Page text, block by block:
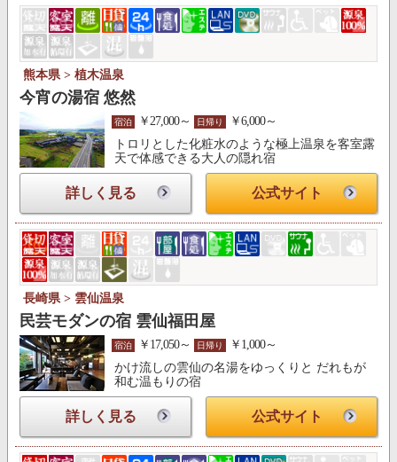
熊本県 > 植木温泉
今宵の湯宿 悠然
宿泊 ￥27,000～ 日帰り
￥6,000～
トロリとした化粧水のような極上温泉を客室露
天で体感できる大人の隠れ宿
詳しく見る 公式サイト
長崎県 > 雲仙温泉
民芸モダンの宿 雲仙福田屋
宿泊 ￥17,050～ 日帰り
￥1,000～
かけ流しの雲仙の名湯をゆっくりと だれもが
和む温もりの宿
詳しく見る 公式サイト